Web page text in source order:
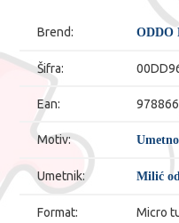
Brend: ODDO
Šifra:
Ean:
Motiv:
Umetnik: Milić
Format: Micro